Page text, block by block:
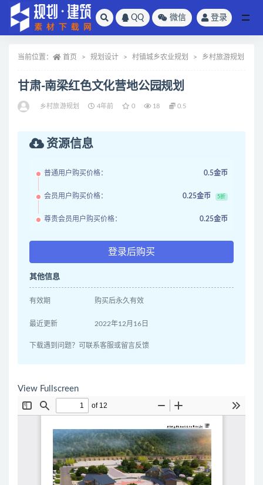
QQ 微信 登录
当前位置： 首页 规划设计 村镇城乡农业规划 乡村旅游规划
甘肃-南梁红色文化营地公园规划
乡村旅游规划 4年前 0 18 0.5
资源信息
普通用户购买价格： 0.5金币
会员用户购买价格： 0.25金币 5折
尊贵会员用户购买价格： 0.25金币
登录后购买
其他信息
有效期 购买后永久有效
最近更新 2022年12月16日
下载遇到问题？可联系客服或留言反馈
View Fullscreen
全部